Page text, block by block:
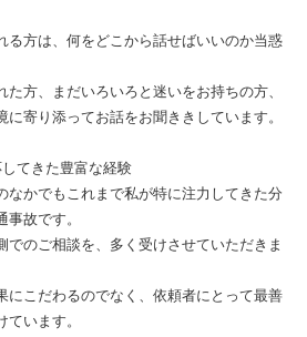
る方は、何をどこから話せばいいのか当惑
方、まだいろいろと迷いをお持ちの方、
に寄り添ってお話をお聞ききしています。
してきた豊富な経験
なかでもこれまで私が特に注力してきた分
故です。
でのご相談を、多く受けさせていただきま
にこだわるのでなく、依頼者にとって最善
います。